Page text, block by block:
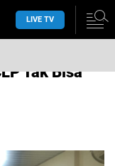
LIVE TV
Tak Bisa